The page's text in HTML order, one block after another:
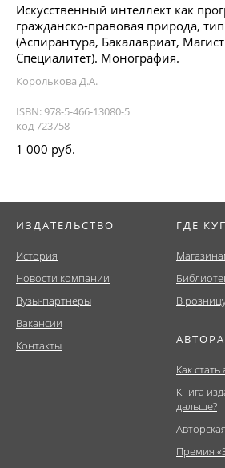
Искусственный интеллект как
гражданско-правовая природа,
(Аспирантура, Бакалавриат,
Специалитет). Монография.
Королькова Д.А.
ISBN: 978-5-466-13080-5
код 723758
1 000 руб.
ИЗДАТЕЛЬСТВО
История
Новости компании
Вузы-партнеры
Вакансии
Контакты
ГДЕ
В
Как
Книга
дальше?
Премия